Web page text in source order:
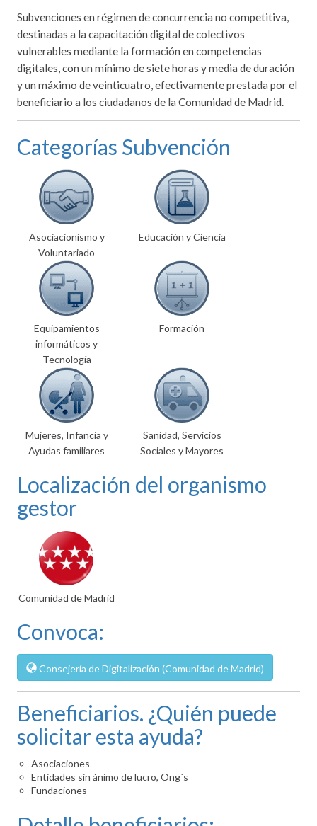
Subvenciones en régimen de concurrencia no competitiva,
destinadas a la capacitación digital de colectivos
vulnerables mediante la formación en competencias
digitales, con un mínimo de siete horas y media de duración
y un máximo de veinticuatro, efectivamente prestada por el
beneficiario a los ciudadanos de la Comunidad de Madrid.
Categorías Subvención
Asociacionismo y
Voluntariado
Educación y Ciencia
Equipamientos
informáticos y
Tecnología
Formación
Mujeres, Infancia y
Ayudas familiares
Sanidad, Servicios
Sociales y Mayores
Localización del organismo
gestor
Comunidad de Madrid
Convoca:
Consejería de Digitalización (Comunidad de Madrid)
Beneficiarios. ¿Quién puede
solicitar esta ayuda?
Asociaciones
Entidades sin ánimo de lucro, Ong´s
Fundaciones